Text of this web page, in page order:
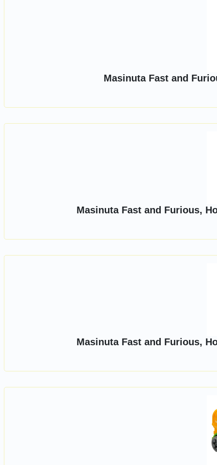
Masinuta Fast and
Masinuta Fast and Furious,
Masinuta Fast and Furious,